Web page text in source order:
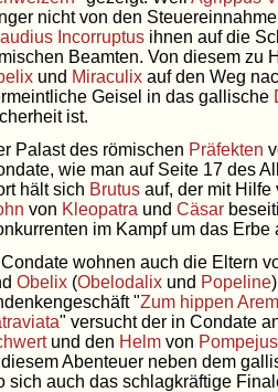
nicht von den
Incorruptus ihnen auf die
Beamten. Von diesem zu
und Miraculix auf den Weg
Geisel in das gallische
ist.
Palast des römischen Präfekten
wie man auf Seite 17 des
hält sich Brutus auf, der mit
von Kleopatra und Cäsar
im Kampf um das
Condate wohnen auch die Eltern
Obelix (Obelodalix und Popeline
"Zum hippen
" versucht der in Condate
und den Helm von Pompejus
Abenteuer neben dem
sich auch das schlagkräftige